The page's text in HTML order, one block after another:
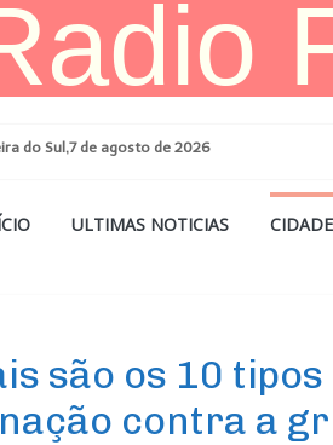
do Sul,7 de agosto de 2026
ULTIMAS NOTICIAS CIDADE
são os 10
contra a